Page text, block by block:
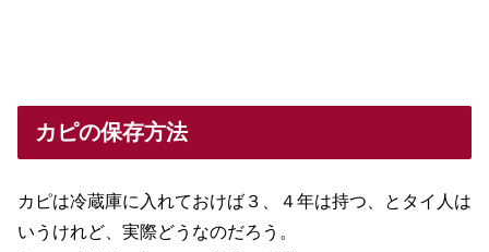
カピの保存方法
カピは冷蔵庫に入れておけば３、４年は持つ、とタイ人は
いうけれど、実際どうなのだろう。